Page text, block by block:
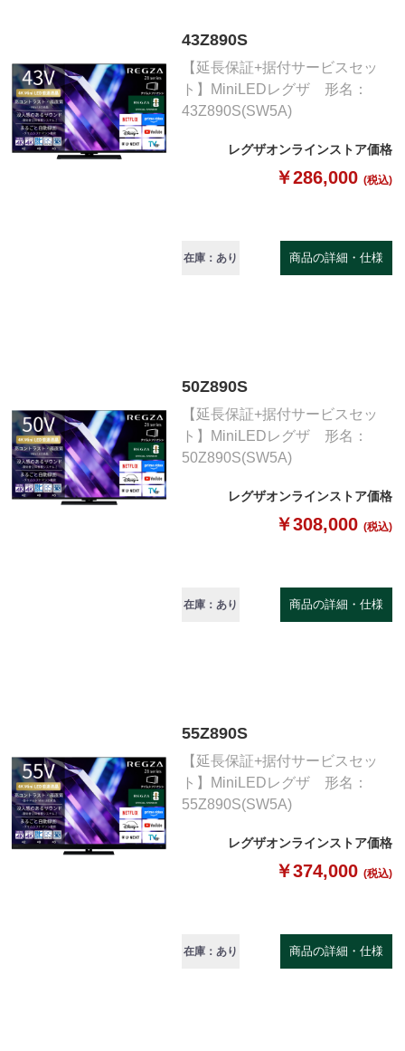
43Z890S
【延長保証+据付サービスセッ
ト】MiniLEDレグザ 形名：
43Z890S(SW5A)
レグザオンラインストア価格
￥286,000 (税込)
在庫：あり 商品の詳細・仕様
50Z890S
【延長保証+据付サービスセッ
ト】MiniLEDレグザ 形名：
50Z890S(SW5A)
レグザオンラインストア価格
￥308,000 (税込)
在庫：あり 商品の詳細・仕様
55Z890S
【延長保証+据付サービスセッ
ト】MiniLEDレグザ 形名：
55Z890S(SW5A)
レグザオンラインストア価格
￥374,000 (税込)
在庫：あり 商品の詳細・仕様